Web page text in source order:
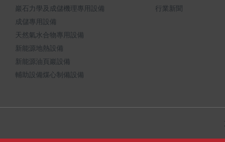
巖石力學及成儲機理專用設備
成儲專用設備
天然氣水合物專用設備
新能源地熱設備
新能源油頁巖設備
輔助設備煤心制備設備
行業新聞